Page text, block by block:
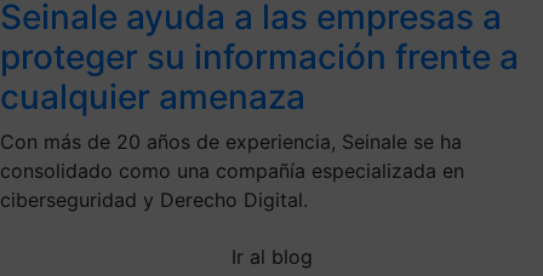
Seinale ayuda a las empresas a
proteger su información frente a
cualquier amenaza
Con más de 20 años de experiencia, Seinale se ha
consolidado como una compañía especializada en
ciberseguridad y Derecho Digital.
Ir al blog